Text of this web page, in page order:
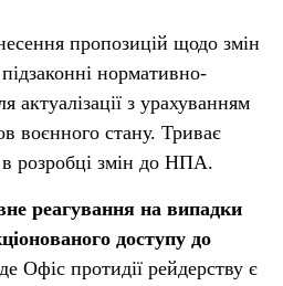
пропозицій щодо змін
нормативно-
з урахуванням
воєнного стану. Триває
розробці змін до НПА.
реагування на випадки
доступу до
Офіс протидії рейдерству є